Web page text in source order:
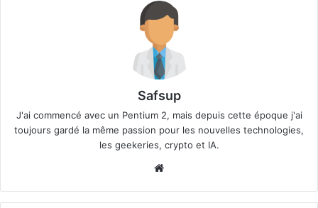
Safsup
J'ai commencé avec un Pentium 2, mais depuis cette époque j'ai
toujours gardé la même passion pour les nouvelles technologies,
les geekeries, crypto et IA.
Website